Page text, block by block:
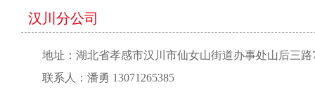
汉川分公司
地址：湖北省孝感市汉川市仙女山街道办事处山后三路
联系人：潘勇 13071265385